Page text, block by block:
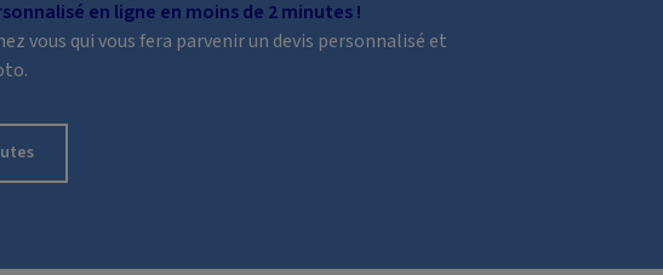
en ligne en moins de 2 minutes !
vous qui vous fera parvenir un devis personnalisé et